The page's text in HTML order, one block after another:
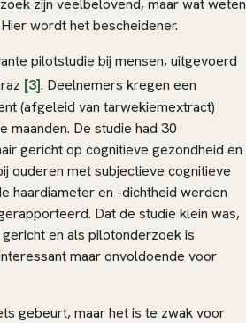
zijn veelbelovend, maar wat weten
wordt het bescheidener.
pilotstudie bij mensen, uitgevoerd
[3]. Deelnemers kregen een
(afgeleid van tarwekiemextract)
maanden. De studie had 30
gericht op cognitieve gezondheid en
ouderen met subjectieve cognitieve
haardiameter en -dichtheid werden
Dat de studie klein was,
en als pilotonderzoek is
maar onvoldoende voor
gebeurt, maar het is te zwak voor